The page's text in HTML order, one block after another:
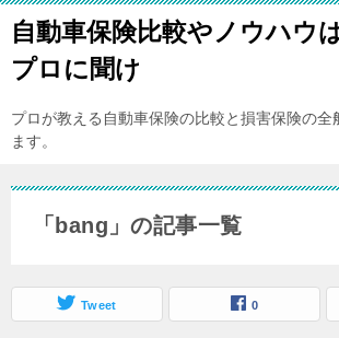
自動車保険比較やノウハウ
プロに聞け
プロが教える自動車保険の比較と損害保険の全
ます。
「bang」の記事一覧
Tweet 0